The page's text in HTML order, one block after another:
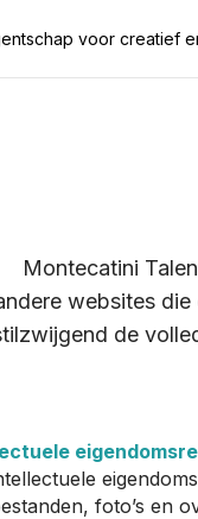
voor creatief
Montecatini
websites
de
foto’s en